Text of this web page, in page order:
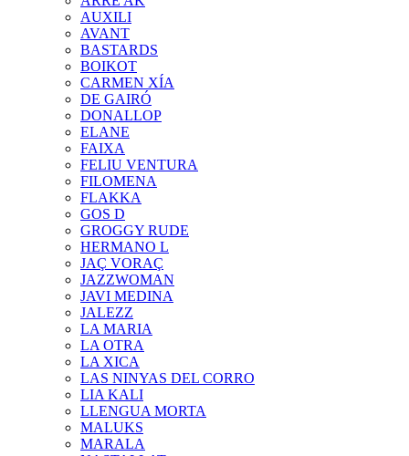
AUXILI
AVANT
BASTARDS
BOIKOT
CARMEN XÍA
DE GAIRÓ
DONALLOP
ELANE
FAIXA
FELIU VENTURA
FILOMENA
FLAKKA
GOS D
GROGGY RUDE
HERMANO L
JAÇ VORAÇ
JAZZWOMAN
JAVI MEDINA
JALEZZ
LA MARIA
LA OTRA
LA XICA
LAS NINYAS DEL CORRO
LIA KALI
LLENGUA MORTA
MALUKS
MARALA